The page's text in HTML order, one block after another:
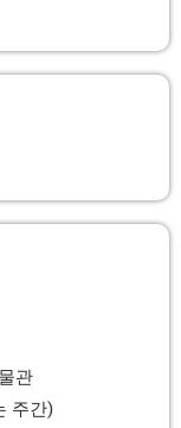
관
주간)